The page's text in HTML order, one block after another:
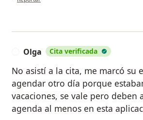
Olga Cita verificada
No asistí a la cita, me marcó su
agendar otro día porque
vacaciones, se vale pero deben
agenda al menos en esta